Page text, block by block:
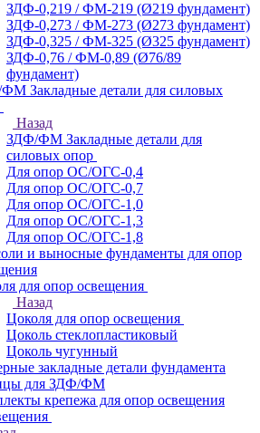
ЗДФ-0,219 / ФМ-219 (Ø219 фундамент)
ЗДФ-0,273 / ФМ-273 (Ø273 фундамент)
ЗДФ-0,325 / ФМ-325 (Ø325 фундамент)
ЗДФ-0,76 / ФМ-0,89 (Ø76/89
фундамент)
Закладные детали для силовых
Назад
ЗДФ/ФМ Закладные детали для
силовых опор
Для опор ОС/ОГС-0,4
Для опор ОС/ОГС-0,7
Для опор ОС/ОГС-1,0
Для опор ОС/ОГС-1,3
Для опор ОС/ОГС-1,8
и выносные фундаменты для опор
для опор освещения
Назад
Цоколя для опор освещения
Цоколь стеклопластиковый
Цоколь чугунный
закладные детали фундамента
для ЗДФ/ФМ
крепежа для опор освещения